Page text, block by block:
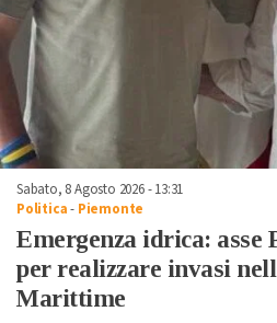
Sabato, 8 Agosto 2026 - 13:31
Politica- Piemonte
Emergenza idrica: asse
per realizzare invasi
Marittime